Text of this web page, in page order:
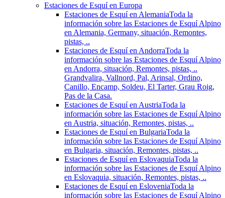
Estaciones de Esquí en Europa
Estaciones de Esquí en AlemaniaToda la
información sobre las Estaciones de Esquí Alpino
en Alemania, Germany, situación, Remontes,
pistas, ..
Estaciones de Esquí en AndorraToda la
información sobre las Estaciones de Esquí Alpino
en Andorra, situación, Remontes, pistas, ..
Grandvalira, Vallnord, Pal, Arinsal, Ordino,
Canillo, Encamp, Soldeu, El Tarter, Grau Roig,
Pas de la Casa.
Estaciones de Esquí en AustriaToda la
información sobre las Estaciones de Esquí Alpino
en Austria, situación, Remontes, pistas, ..
Estaciones de Esquí en BulgariaToda la
información sobre las Estaciones de Esquí Alpino
en Bulgaria, situación, Remontes, pistas, ..
Estaciones de Esquí en EslovaquiaToda la
información sobre las Estaciones de Esquí Alpino
en Eslovaquia, situación, Remontes, pistas, ..
Estaciones de Esquí en EsloveniaToda la
información sobre las Estaciones de Esquí Alpino